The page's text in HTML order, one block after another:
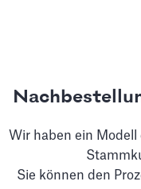
Wir haben ein
Sie können den